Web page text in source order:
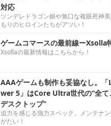
対応
ツンデレドラゴン娘や無口な複眼死神
もりのヒロインたちがアツい！
ゲームコマースの最前線ーXsolla
Xsollaの最新情報はこちらから！
AAAゲームも制作も妥協なし。
wer 5」はCore Ultra世代の“全て
デスクトップ”
迫力を感じる強力スペック。メンテナ
がたい！